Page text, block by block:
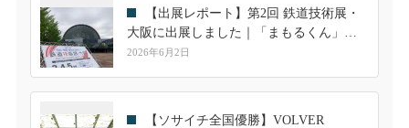
【出展レポート】第2回 鉄道技術展・
大阪に出展しました｜「まもるくん」へ
の高い関心を実感
2026年6月2日
【ソサイチ全国優勝】VOLVER